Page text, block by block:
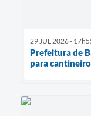
29 JUL 2026 -
Prefeitura de
para